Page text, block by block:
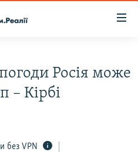
Росія може
– Кірбі
без VPN